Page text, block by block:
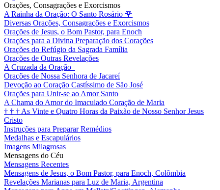
Orações, Consagrações e Exorcismos
A Rainha da Oração: O Santo Rosário 🌹
Diversas Orações, Consagrações e Exorcismos
Orações de Jesus, o Bom Pastor, para Enoch
Orações para a Divina Preparação dos Corações
Orações do Refúgio da Sagrada Família
Orações de Outras Revelações
A Cruzada da Oração
Orações de Nossa Senhora de Jacareí
Devoção ao Coração Castíssimo de São José
Orações para Unir-se ao Amor Santo
A Chama do Amor do Imaculado Coração de Maria
† † † As Vinte e Quatro Horas da Paixão de Nosso Senhor Jesus
Cristo
Instruções para Preparar Remédios
Medalhas e Escapulários
Imagens Milagrosas
Mensagens do Céu
Mensagens Recentes
Mensagens de Jesus, o Bom Pastor, para Enoch, Colômbia
Revelações Marianas para Luz de Maria, Argentina